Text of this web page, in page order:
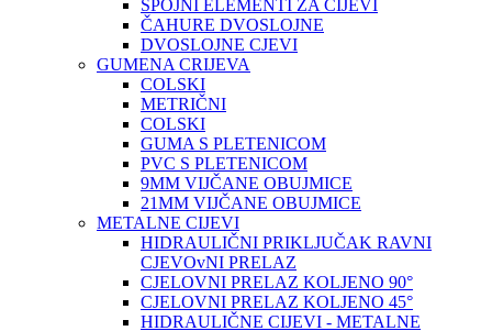
SPOJNI ELEMENTI ZA CIJEVI
ČAHURE DVOSLOJNE
DVOSLOJNE CJEVI
GUMENA CRIJEVA
COLSKI
METRIČNI
COLSKI
GUMA S PLETENICOM
PVC S PLETENICOM
9MM VIJČANE OBUJMICE
21MM VIJČANE OBUJMICE
METALNE CIJEVI
HIDRAULIČNI PRIKLJUČAK RAVNI
CJEVOvNI PRELAZ
CJELOVNI PRELAZ KOLJENO 90°
CJELOVNI PRELAZ KOLJENO 45°
HIDRAULIČNE CIJEVI - METALNE